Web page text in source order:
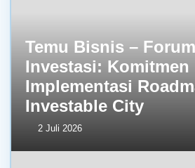
Temu Bisnis –
Investasi: Komitmen
Implementasi
Investable City
2 Juli 2026